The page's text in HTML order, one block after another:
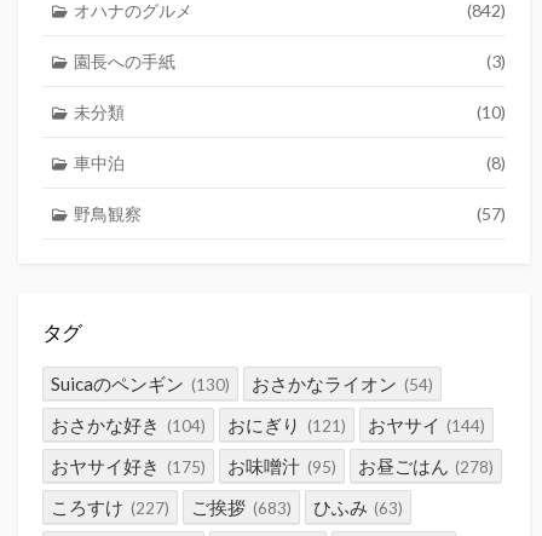
オハナのグルメ (842)
園長への手紙 (3)
未分類 (10)
車中泊 (8)
野鳥観察 (57)
タグ
Suicaのペンギン (130) おさかなライオン (54)
おさかな好き (104) おにぎり (121) おヤサイ (144)
おヤサイ好き (175) お味噌汁 (95) お昼ごはん (278)
ころすけ (227) ご挨拶 (683) ひふみ (63)